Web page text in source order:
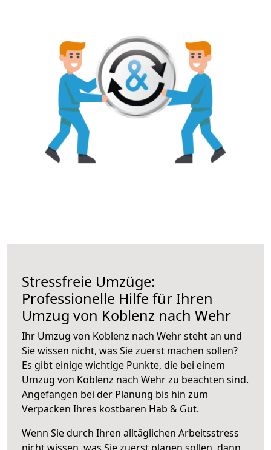
Stressfreie Umzüge:
Professionelle Hilfe für Ihren
Umzug von Koblenz nach Wehr
Ihr Umzug von Koblenz nach Wehr steht an und
Sie wissen nicht, was Sie zuerst machen sollen?
Es gibt einige wichtige Punkte, die bei einem
Umzug von Koblenz nach Wehr zu beachten sind.
Angefangen bei der Planung bis hin zum
Verpacken Ihres kostbaren Hab & Gut.
Wenn Sie durch Ihren alltäglichen Arbeitsstress